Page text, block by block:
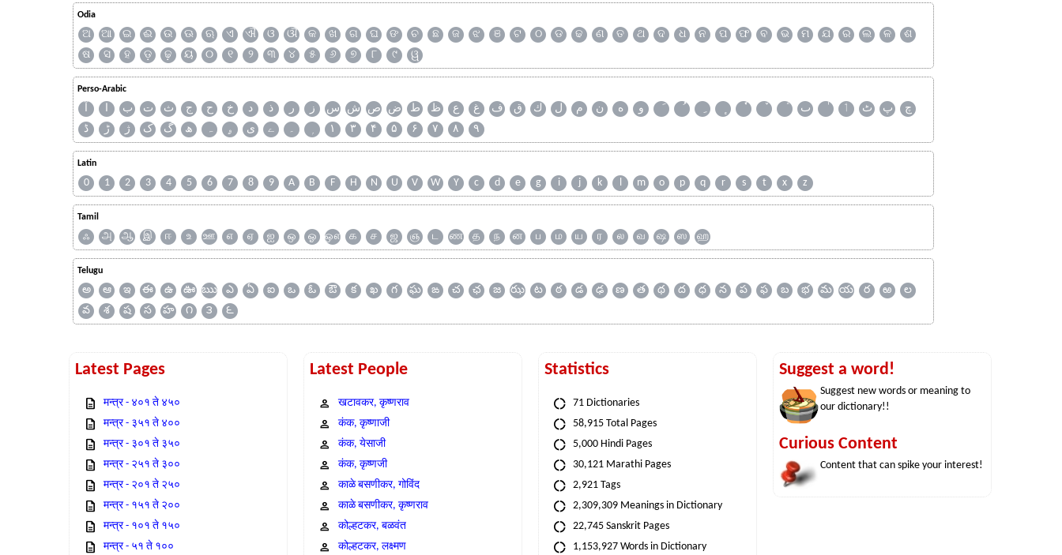
Odia
ଅ ଆ ଇ ଈ ଉ ଊ ଋ ଏ ଐ ଓ ଔ କ ଖ ଗ ଘ ଙ ଚ ଛ ଜ ଝ ଞ ଟ ଠ ଡ ଢ ଣ ତ ଥ ଦ ଧ ନ ପ ଫ ବ ଭ ମ ଯ ର ଲ ଳ
ଶ
ଷ
ସ ହ ଡ଼ ଢ଼ ୟ ୦ ୧ ୨ ୩ ୪ ୫ ୬ ୭ ୮ ୯ ୱ
Perso-Arabic
آ ا ب ت ث ج ح خ د ذ ر ز س ش ص ض ط ظ ع غ ف ق ك ل م ن ه و ٮ ٲ ٹ پ
چ
ڈ
ڑ ژ ک گ ھ ہ ۄ ی ے ۔ ۱ ۳ ۴ ۵ ۶ ۷ ۸ ۹
Latin
0 1 2 3 4 5 6 7 8 9 A B F H N U V W Y c d e g i j k l m o p q r s t x z
Tamil
ஃ அ ஆ இ ஈ உ ஊ எ ஏ ஐ ஒ ஓ ஔ க ச ஜ ஞ ட ண த ந ன ப ம ய ர ல வ ஷ ஸ ஹ
Telugu
అ ఆ ఇ ఈ ఉ ఊ ఋ ఎ ఏ ఐ ఒ ఓ ఔ క ఖ గ ఘ ఙ చ ఛ జ ఝ ట ఠ డ ఢ ణ త థ ద ధ న ప ఫ బ భ మ య ర ఱ
ల
వ
శ ష స హ ౧ ౩ ౬
Latest Pages
मन्त्र - ४०१ ते ४५०
मन्त्र - ३५१ ते ४००
मन्त्र - ३०१ ते ३५०
मन्त्र - २५१ ते ३००
मन्त्र - २०१ ते २५०
मन्त्र - १५१ ते २००
मन्त्र - १०१ ते १५०
मन्त्र - ५१ ते १००
Latest People
खटावकर, कृष्णराव
कंक, कृष्णाजी
कंक, येसाजी
कंक, कृष्णजी
काळे बसणीकर, गोविंद
काळे बसणीकर, कृष्णराव
कोल्हटकर, बळवंत
कोल्हटकर, लक्ष्मण
Statistics
71 Dictionaries
58,915 Total Pages
5,000 Hindi Pages
30,121 Marathi Pages
2,921 Tags
2,309,309 Meanings in Dictionary
22,745 Sanskrit Pages
1,153,927 Words in Dictionary
Suggest a word!
Suggest new words or meaning to
our dictionary!!
Curious Content
Content that can spike your interest!